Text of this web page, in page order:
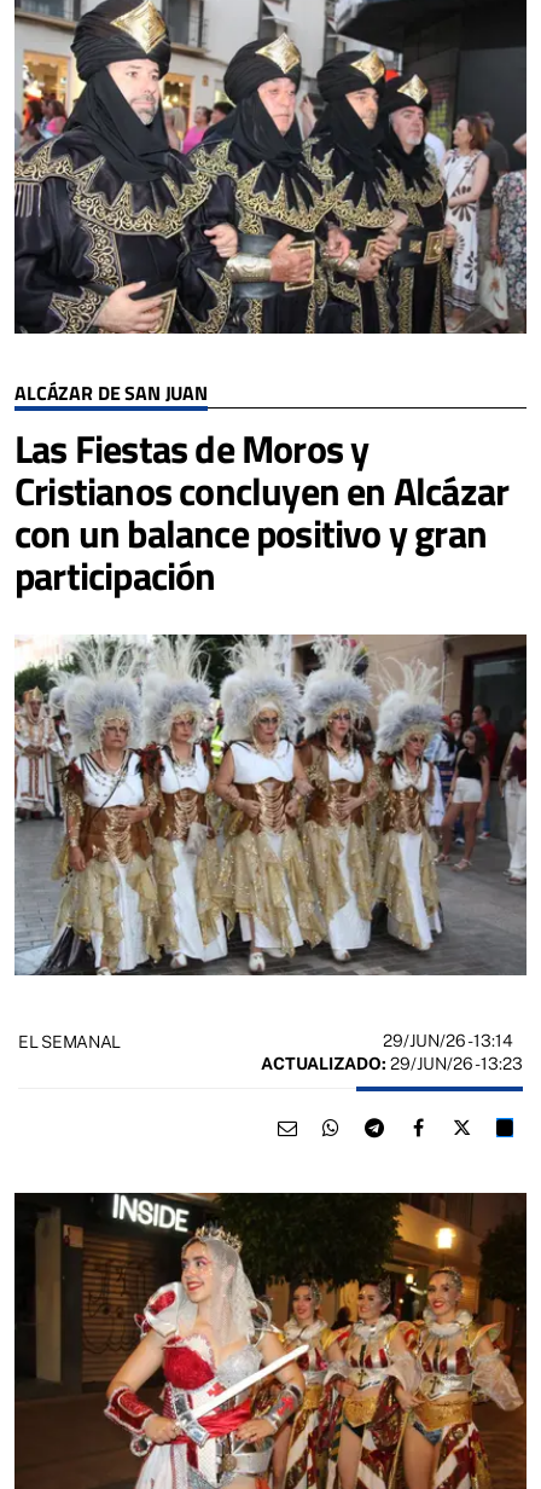
ALCÁZAR DE SAN JUAN
Las Fiestas de Moros y
Cristianos concluyen en Alcázar
con un balance positivo y gran
participación
EL SEMANAL 29/JUN/26- 13:14
ACTUALIZADO: 29/JUN/26 - 13:23